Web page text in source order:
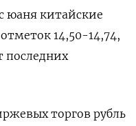
юаня китайские
14,50-14,74,
последних
торгов рубль